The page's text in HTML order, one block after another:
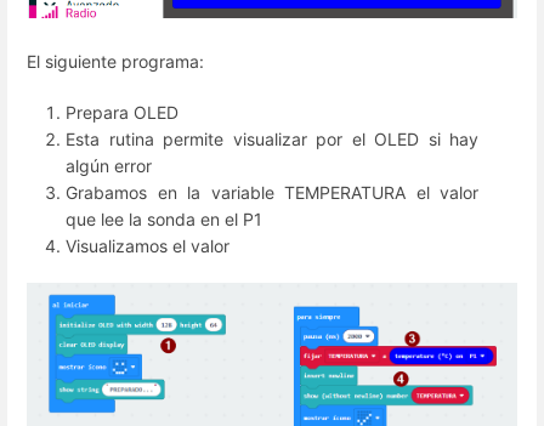
El siguiente programa:
Prepara OLED
Esta rutina permite visualizar por el OLED si hay
algún error
Grabamos en la variable TEMPERATURA el valor
que lee la sonda en el P1
Visualizamos el valor